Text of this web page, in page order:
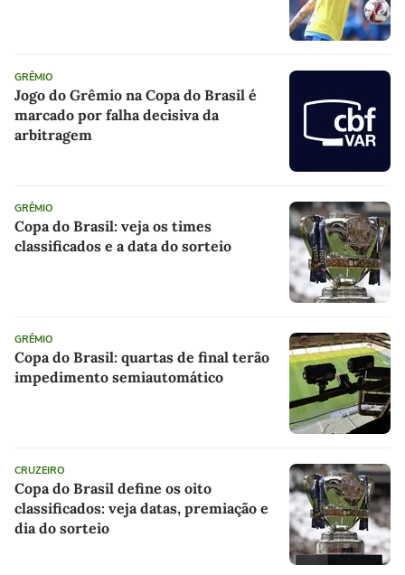
GRÊMIO
Jogo do Grêmio na Copa do Brasil é
marcado por falha decisiva da
arbitragem
GRÊMIO
Copa do Brasil: veja os times
classificados e a data do sorteio
GRÊMIO
Copa do Brasil: quartas de final terão
impedimento semiautomático
CRUZEIRO
Copa do Brasil define os oito
classificados: veja datas, premiação e
dia do sorteio